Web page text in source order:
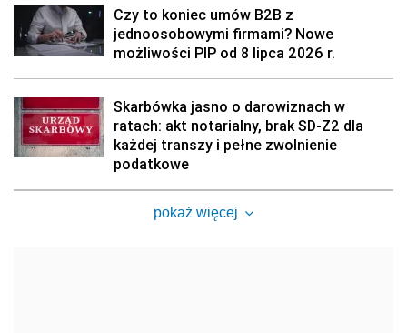
Czy to koniec umów B2B z
jednoosobowymi firmami? Nowe
możliwości PIP od 8 lipca 2026 r.
Skarbówka jasno o darowiznach w
ratach: akt notarialny, brak SD-Z2 dla
każdej transzy i pełne zwolnienie
podatkowe
pokaż więcej